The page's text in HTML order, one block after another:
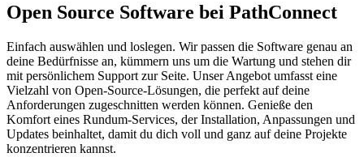
Open Source Software bei PathConnect
Einfach auswählen und loslegen. Wir passen die Software genau an
deine Bedürfnisse an, kümmern uns um die Wartung und stehen dir
mit persönlichem Support zur Seite. Unser Angebot umfasst eine
Vielzahl von Open-Source-Lösungen, die perfekt auf deine
Anforderungen zugeschnitten werden können. Genieße den
Komfort eines Rundum-Services, der Installation, Anpassungen und
Updates beinhaltet, damit du dich voll und ganz auf deine Projekte
konzentrieren kannst.